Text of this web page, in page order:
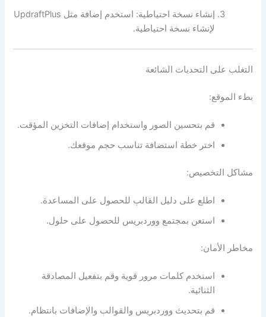
إنشاء نسخة احتياطية: استخدم إضافة مثل UpdraftPlus
لإنشاء نسخة احتياطية.
التغلب على التحديات الشائعة
بطء الموقع:
قم بتحسين الصور واستخدام إضافات التخزين المؤقت.
اختر خطة استضافة تناسب حجم موقعك.
مشاكل التخصيص:
اطلع على دليل القالب للحصول على المساعدة.
استعن بمجتمع ووردبريس للحصول على حلول.
مخاطر الأمان:
استخدم كلمات مرور قوية وقم بتفعيل المصادقة
الثنائية.
قم بتحديث ووردبريس والقوالب والإضافات بانتظام.